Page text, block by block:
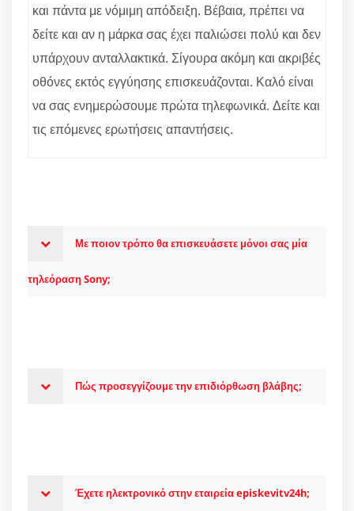
και πάντα με νόμιμη απόδειξη. Βέβαια, πρέπει να
δείτε και αν η μάρκα σας έχει παλιώσει πολύ και δεν
υπάρχουν ανταλλακτικά. Σίγουρα ακόμη και ακριβές
οθόνες εκτός εγγύησης επισκευάζονται. Καλό είναι
να σας ενημερώσουμε πρώτα τηλεφωνικά. Δείτε και
τις επόμενες ερωτήσεις απαντήσεις.
Με ποιον τρόπο θα επισκευάσετε μόνοι σας μία
τηλεόραση Sony;
Πώς προσεγγίζουμε την επιδιόρθωση βλάβης;
Έχετε ηλεκτρονικό στην εταιρεία episkevitv24h;